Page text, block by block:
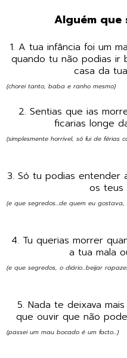
Alguém
1. A tua infância foi um
quando tu não podias ir
casa da
(chorei tanto, baba e ranho mesmo)
2. Sentias que ias
ficarias longe
(simplesmente horrível, só fui de férias
3. Só tu podias entender
os teus
(e que segredos...de quem eu gostava,
4. Tu querias morrer
a tua mala
(e que segredos, o diário...beijar
5. Nada te deixava
que ouvir que não
(passei um mau bocado é um facto...)